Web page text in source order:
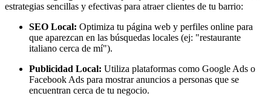
estrategias sencillas y efectivas para atraer clientes de tu barrio:
SEO Local: Optimiza tu página web y perfiles online para
que aparezcan en las búsquedas locales (ej: "restaurante
italiano cerca de mí").
Publicidad Local: Utiliza plataformas como Google Ads o
Facebook Ads para mostrar anuncios a personas que se
encuentran cerca de tu negocio.